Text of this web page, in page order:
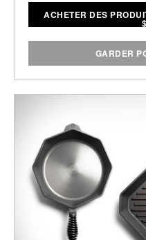
ACHETER DES
$
GARDER